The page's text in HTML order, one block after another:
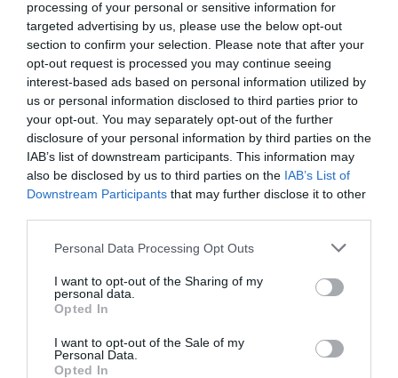
processing of your personal or sensitive information for
targeted advertising by us, please use the below opt-out
section to confirm your selection. Please note that after your
opt-out request is processed you may continue seeing
interest-based ads based on personal information utilized by
us or personal information disclosed to third parties prior to
your opt-out. You may separately opt-out of the further
disclosure of your personal information by third parties on the
IAB’s list of downstream participants. This information may
also be disclosed by us to third parties on the IAB’s List of
Downstream Participants that may further disclose it to other
Personal Data Processing Opt Outs
I want to opt-out of the Sharing of my
personal data.
Opted In
I want to opt-out of the Sale of my
Personal Data.
Opted In
ROMÂNEASCĂ
https://ziarulromanesc.at/austria-550-000-de-
persoane-sunt-fara-un-loc-de-munca-13-milioane-
cu-contracte-pe-termen-scurt/
CORONAVIRUS ITALIA STIRI ITALIA
See Articolul anterior
Un italian i-a dat unui român cu toporul în
blocului în timpul carantinei
Următorul articol
Concedieri în perioada epidemiei de
coronavirus în Italia, ghid pentru a vă
apăra drepturile